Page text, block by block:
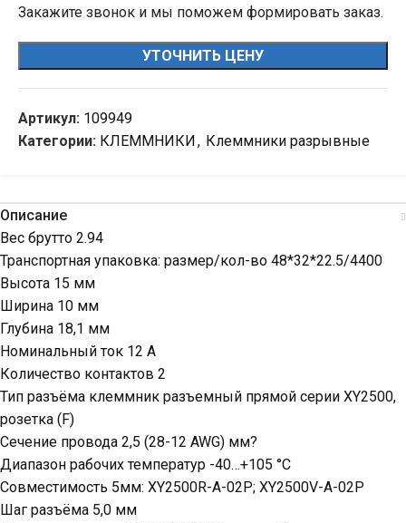
Закажите звонок и мы поможем формировать заказ.
УТОЧНИТЬ ЦЕНУ
Артикул: 109949
Категории: КЛЕММНИКИ, Клеммники разрывные
Описание
Вес брутто 2.94
Транспортная упаковка: размер/кол-во 48*32*22.5/4400
Высота 15 мм
Ширина 10 мм
Глубина 18,1 мм
Номинальный ток 12 А
Количество контактов 2
Тип разъёма клеммник разъемный прямой серии XY2500,
розетка (F)
Сечение провода 2,5 (28-12 AWG) мм?
Диапазон рабочих температур -40…+105 °С
Совместимость 5мм: XY2500R-A-02P; XY2500V-A-02P
Шаг разъёма 5,0 мм